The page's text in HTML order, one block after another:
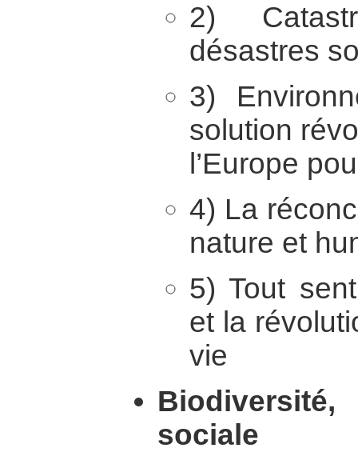
2)
désastres
3)
solution
l’Europe
4) La
nature et
5) Tout
et la
vie
sociale